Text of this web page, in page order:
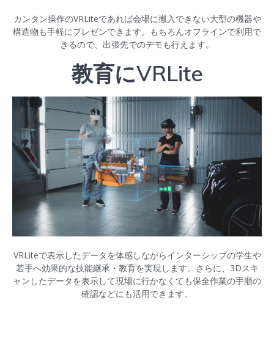
カンタン操作のVRLiteであれば会場に搬入できない大型の機器や
構造物も手軽にプレゼンできます。もちろんオフラインで利用で
きるので、出張先でのデモも行えます。
教育にVRLite
VRLiteで表示したデータを体感しながらインターシップの学生や
若手へ効果的な技能継承・教育を実現します。さらに、3Dスキ
ャンしたデータを表示して現場に行かなくても保全作業の手順の
確認などにも活用できます。